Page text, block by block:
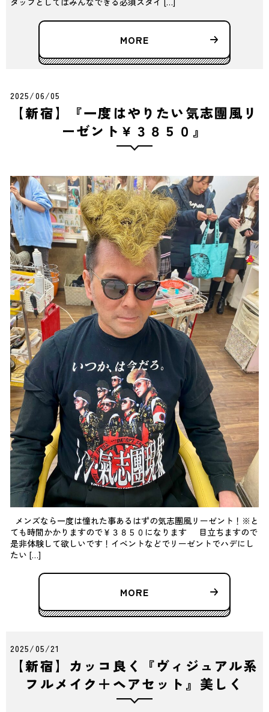
MORE
2025/06/05
【新宿】『一度はやりたい気志團風リ
ーゼント￥３８５０』
メンズなら一度は憧れた事あるはずの気志團風リーゼント！※と
ても時間かかりますので￥３８５０になります 目立ちますので
是非体験して欲しいです！イベントなどでリーゼントでハデにし
たい […]
MORE
2025/05/21
【新宿】カッコ良く『ヴィジュアル系
フルメイク＋ヘアセット』美しく